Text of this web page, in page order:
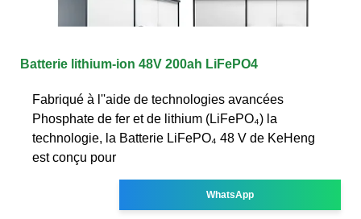
Batterie lithium-ion 48V 200ah LiFePO4
Fabriqué à l''aide de technologies avancées
Phosphate de fer et de lithium (LiFePO₄) la
technologie, la Batterie LiFePO₄ 48 V de KeHeng
est conçu pour
WhatsApp